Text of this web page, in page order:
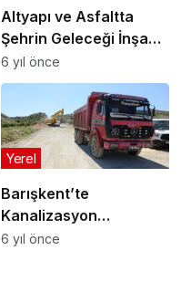
Altyapı ve Asfaltta
Şehrin Geleceği İnşa
Ediliyor
6 yıl önce
Barışkent’te
Kanalizasyon
Çalışmaları Tamamladı
Yerel
6 yıl önce